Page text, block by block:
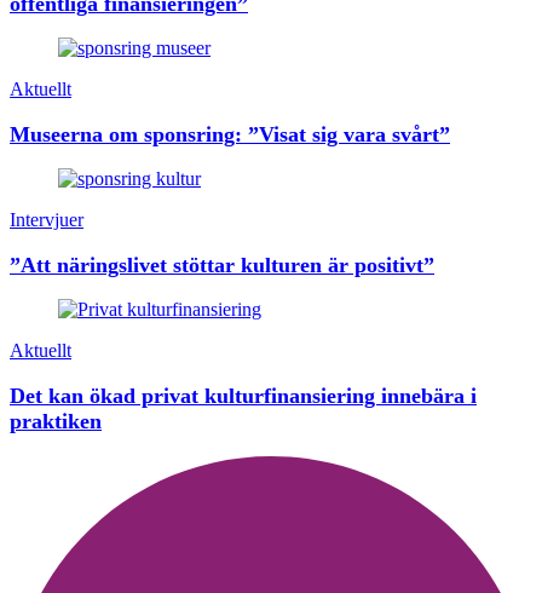
Aktuellt
Museerna om sponsring: ”Visat sig vara svårt”
Intervjuer
”Att näringslivet stöttar kulturen är positivt”
Aktuellt
Det kan ökad privat kulturfinansiering innebära i
praktiken